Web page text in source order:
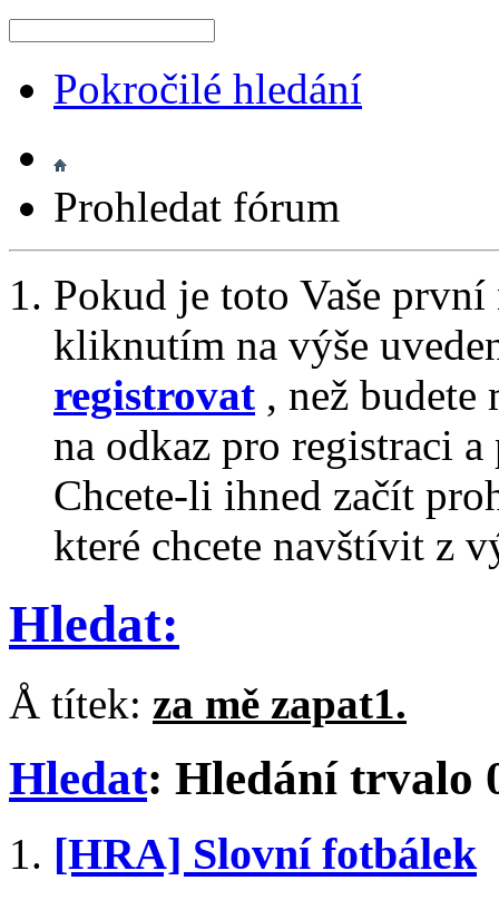
Pokročilé hledání
Prohledat fórum
Pokud je toto Vaše
kliknutím na výše
registrovat , než
na odkaz pro registraci
Chcete-li ihned začít
které chcete navštívit z
Hledat:
Å títek: za mě zapat1.
Hledat: Hledání trvalo
[HRA] Slovní fotbálek